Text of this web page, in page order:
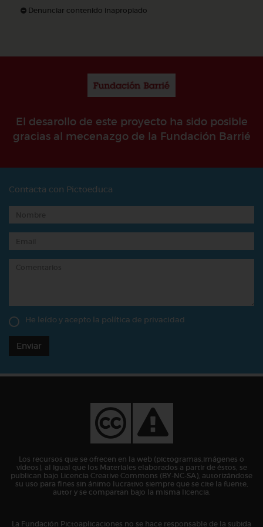
Denunciar contenido inapropiado
El desarollo de este proyecto ha sido posible
gracias al mecenazgo de la Fundación Barrié
Contacta con Pictoeduca
He leído y acepto la política de privacidad
Enviar
Los recursos que se ofrecen en la web (pictogramas,imágenes o
vídeos), al igual que los Materiales elaborados a partir de éstos, se
publican bajo Licencia Creative Commons (BY-NC-SA), autorizándose
su uso para fines sin ánimo lucrativo siempre que se cite la fuente,
autor y se compartan bajo la misma licencia.
La Fundación Pictoaplicaciones no se hace responsable de la subida